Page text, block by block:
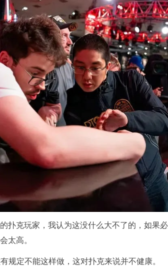
扑克玩家，我认为这没什么大不了的，如果
太高。
规定不能这样做，这对扑克来说并不健康。